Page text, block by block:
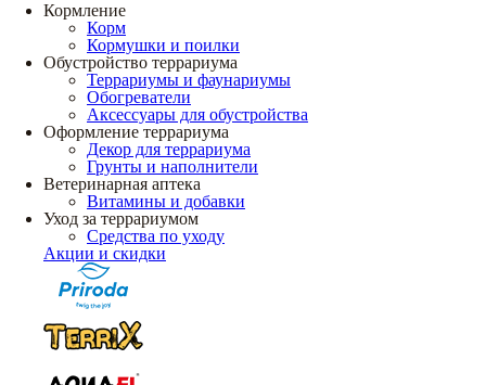
Кормление
Корм
Кормушки и поилки
Обустройство террариума
Террариумы и фаунариумы
Обогреватели
Аксессуары для обустройства
Оформление террариума
Декор для террариума
Грунты и наполнители
Ветеринарная аптека
Витамины и добавки
Уход за террариумом
Средства по уходу
Акции и скидки